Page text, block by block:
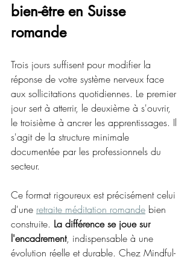
bien-être en Suisse
romande
Trois jours suffisent pour modifier la
réponse de votre système nerveux face
aux sollicitations quotidiennes. Le premier
jour sert à atterrir, le deuxième à s'ouvrir,
le troisième à ancrer les apprentissages. Il
s'agit de la structure minimale
documentée par les professionnels du
secteur.
Ce format rigoureux est précisément celui
d'une retraite méditation romande bien
construite. La différence se joue sur
l'encadrement, indispensable à une
évolution réelle et durable. Chez Mindful-